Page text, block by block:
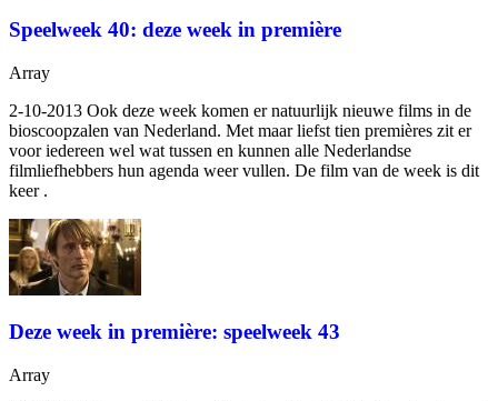
Speelweek 40: deze week in première
Array
2-10-2013 Ook deze week komen er natuurlijk nieuwe films in de
bioscoopzalen van Nederland. Met maar liefst tien premières zit er
voor iedereen wel wat tussen en kunnen alle Nederlandse
filmliefhebbers hun agenda weer vullen. De film van de week is dit
keer .
Deze week in première: speelweek 43
Array